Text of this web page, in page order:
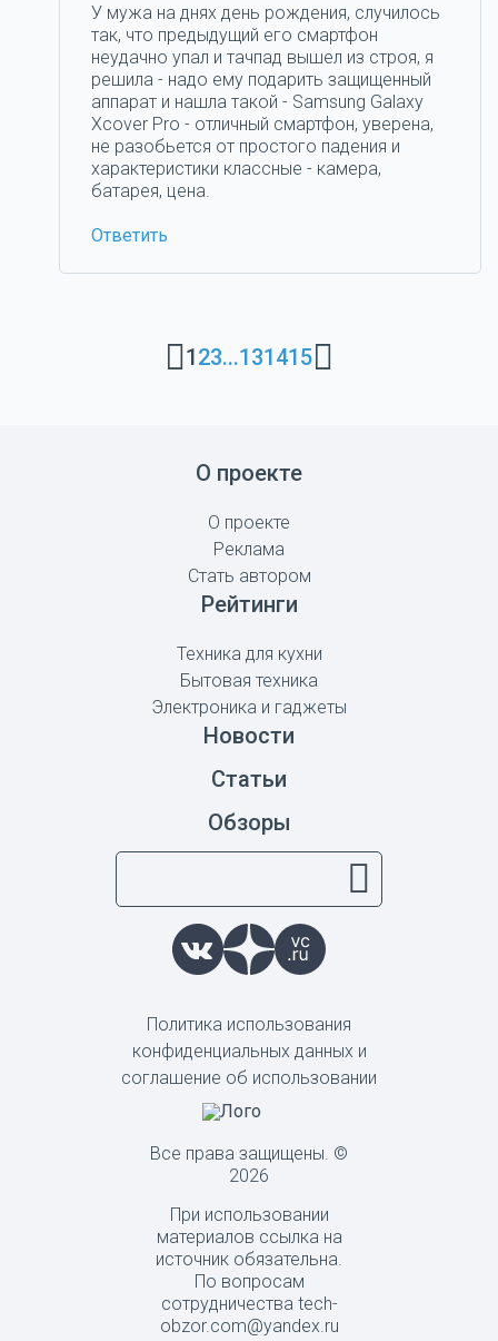
У мужа на днях день рождения, случилось
так, что предыдущий его смартфон
неудачно упал и тачпад вышел из строя, я
решила - надо ему подарить защищенный
аппарат и нашла такой - Samsung Galaxy
Xcover Pro - отличный смартфон, уверена,
не разобьется от простого падения и
характеристики классные - камера,
батарея, цена.
Ответить
123...131415
Все права защищены. ©
2026
При использовании
материалов ссылка на
источник обязательна.
По вопросам
сотрудничества tech-
obzor.com@yandex.ru
О проекте
О проекте
Реклама
Стать автором
Рейтинги
Техника для кухни
Бытовая техника
Электроника и гаджеты
Новости
Статьи
Обзоры
Политика использования
конфиденциальных данных и
соглашение об использовании